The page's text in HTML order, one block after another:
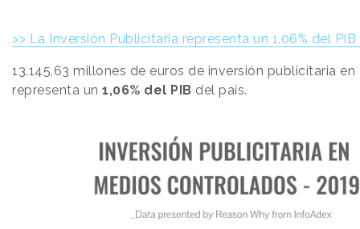
>> La Inversión Publicitaria representa un 1,06% del PIB
13.145,63 millones de euros de inversión publicitaria en
representa un 1,06% del PIB del país.